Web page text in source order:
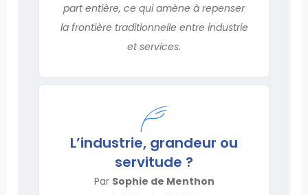
part entière, ce qui amène à repenser
la frontière traditionnelle entre industrie
et services.
L’industrie, grandeur ou
servitude ?
Par Sophie de Menthon